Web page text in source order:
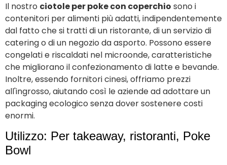
Il nostro ciotole per poke con coperchio sono i
contenitori per alimenti più adatti, indipendentemente
dal fatto che si tratti di un ristorante, di un servizio di
catering o di un negozio da asporto. Possono essere
congelati e riscaldati nel microonde, caratteristiche
che migliorano il confezionamento di latte e bevande.
Inoltre, essendo fornitori cinesi, offriamo prezzi
all'ingrosso, aiutando così le aziende ad adottare un
packaging ecologico senza dover sostenere costi
enormi.
Utilizzo: Per takeaway, ristoranti, Poke
Bowl